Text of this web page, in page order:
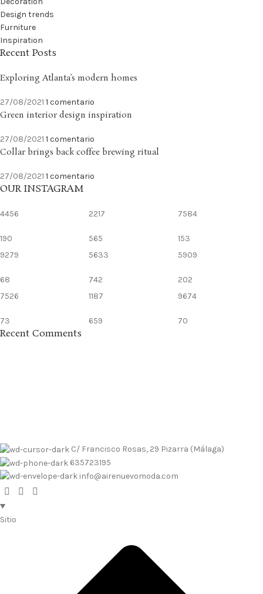
Design trends
Furniture
Inspiration
Recent Posts
Exploring Atlanta’s modern homes
27/08/2021 1 comentario
Green interior design inspiration
27/08/2021 1 comentario
Collar brings back coffee brewing ritual
27/08/2021 1 comentario
OUR INSTAGRAM
4456
190
2217
565
7584
153
9279
68
5633
742
5909
202
7526
73
1187
659
9674
70
Recent Comments
C/ Francisco Rosas, 29 Pizarra (Málaga)
635723195
info@airenuevomoda.com
Sitio